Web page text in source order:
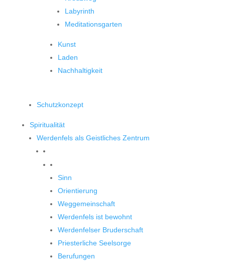
Labyrinth
Meditationsgarten
Kunst
Laden
Nachhaltigkeit
Schutzkonzept
Spiritualität
Werdenfels als Geistliches Zentrum
Sinn
Orientierung
Weggemeinschaft
Werdenfels ist bewohnt
Werdenfelser Bruderschaft
Priesterliche Seelsorge
Berufungen